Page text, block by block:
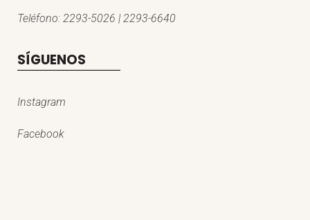
Teléfono: 2293-5026 | 2293-6640
SÍGUENOS
Instagram
Facebook